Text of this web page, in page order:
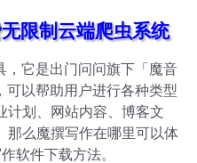
限制云端爬虫系统
，它是出门问问旗下「魔音
可以帮助用户进行各种类型
计划、网站内容、博客文
那么魔撰写作在哪里可以体
软件下载方法。